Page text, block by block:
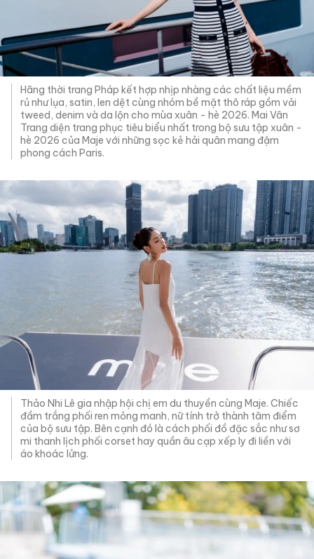
Hãng thời trang Pháp kết hợp nhịp nhàng các chất liệu mềm
rủ như lụa, satin, len dệt cùng nhóm bề mặt thô ráp gồm vải
tweed, denim và da lộn cho mùa xuân - hè 2026. Mai Vân
Trang diện trang phục tiêu biểu nhất trong bộ sưu tập xuân -
hè 2026 của Maje với những sọc kẻ hải quân mang đậm
phong cách Paris.
Thảo Nhi Lê gia nhập hội chị em du thuyền cùng Maje. Chiếc
đầm trắng phối ren mỏng manh, nữ tính trở thành tâm điểm
của bộ sưu tập. Bên cạnh đó là cách phối đồ đặc sắc như sơ
mi thanh lịch phối corset hay quần âu cạp xếp ly đi liền với
áo khoác lửng.